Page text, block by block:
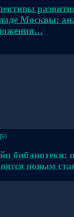
Москвы:
библиотеки:
новым